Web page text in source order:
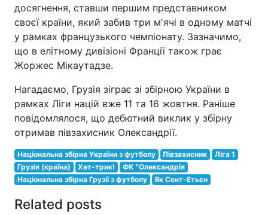
досягнення, ставши першим представником
своєї країни, який забив три м'ячі в одному матчі
у рамках французького чемпіонату. Зазначимо,
що в елітному дивізіоні Франції також грає
Жоржес Мікаутадзе.
Нагадаємо, Грузія зіграє зі збірною України в
рамках Ліги націй вже 11 та 16 жовтня. Раніше
повідомлялося, що дебютний виклик у збірну
отримав півзахисник Олександрії.
Національна збірна України з футболу Півзахисник
Ліга 1
Грузія (країна)
Хет-трик!
ФК "Олександрія
Національна збірна Грузії з футболу
Як Сент-Етьєн
Related posts